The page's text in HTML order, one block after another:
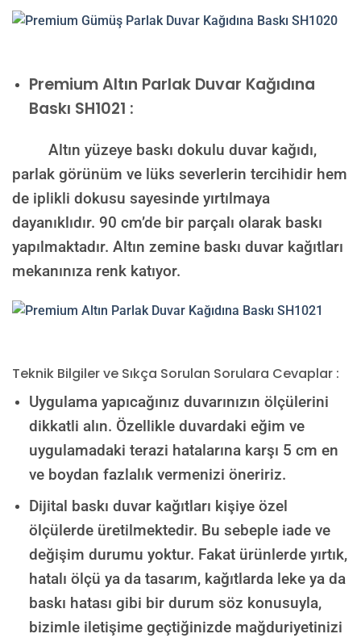
PremiumAltın Parlak Duvar Kağıdına
Baskı SH1021 :
Altın yüzeye baskı dokulu duvar kağıdı,
parlak görünüm ve lüks severlerin tercihidir hem
de iplikli dokusu sayesinde yırtılmaya
dayanıklıdır. 90 cm’de bir parçalı olarak baskı
yapılmaktadır. Altın zemine baskı duvar kağıtları
mekanınıza renk katıyor.
Teknik Bilgiler ve Sıkça Sorulan Sorulara Cevaplar :
Uygulama yapıcağınız duvarınızın ölçülerini
dikkatli alın. Özellikle duvardaki eğim ve
uygulamadaki terazi hatalarına karşı 5 cm en
ve boydan fazlalık vermenizi öneririz.
Dijital baskı duvar kağıtları kişiye özel
ölçülerde üretilmektedir. Bu sebeple iade ve
değişim durumu yoktur. Fakat ürünlerde yırtık,
hatalı ölçü ya da tasarım, kağıtlarda leke ya da
baskı hatası gibi bir durum söz konusuyla,
bizimle iletişime geçtiğinizde mağduriyetinizi